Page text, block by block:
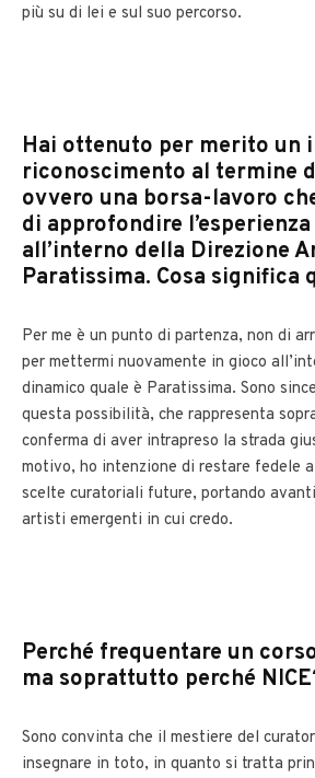
più su di lei e sul suo percorso.
Hai ottenuto per merito un
riconoscimento al termine
ovvero una borsa-lavoro
di approfondire
all’interno della Direzione
Paratissima. Cosa signifi­ca
Per me è un punto di partenza, non di
per mettermi nuovamente in gioco
dinamico quale è Paratissima. Sono
questa possibilità, che rappresenta
conferma di aver intrapreso la strada
motivo, ho intenzione di restare fedele
scelte curatoriali future, portando
artisti emergenti in cui credo.
Perché frequentare un
ma soprattutto perché
Sono convinta che il mestiere del
insegnare in toto, in quanto si tratta